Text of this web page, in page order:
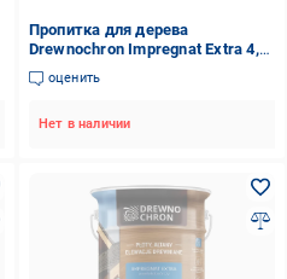
Пропитка для дерева
Drewnochron Impregnat Extra 4,5
л Белый (2790681684)
оценить
Нет в наличии